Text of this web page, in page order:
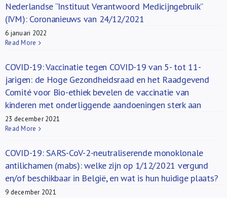
Nederlandse “Instituut Verantwoord Medicijngebruik”
(IVM): Coronanieuws van 24/12/2021
6 januari 2022
Read More
COVID-19: Vaccinatie tegen COVID-19 van 5- tot 11-
jarigen: de Hoge Gezondheidsraad en het Raadgevend
Comité voor Bio-ethiek bevelen de vaccinatie van
kinderen met onderliggende aandoeningen sterk aan
23 december 2021
Read More
COVID-19: SARS-CoV-2-neutraliserende monoklonale
antilichamen (mabs): welke zijn op 1/12/2021 vergund
en/of beschikbaar in België, en wat is hun huidige plaats?
9 december 2021